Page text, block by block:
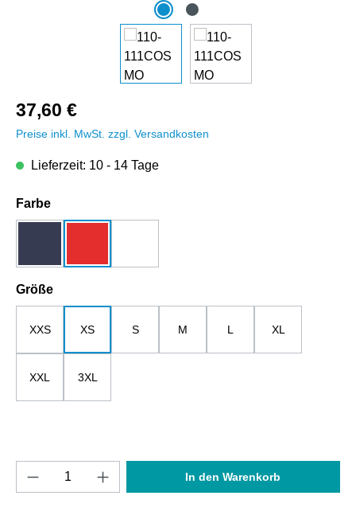
37,60 €
Preise inkl. MwSt. zzgl. Versandkosten
Lieferzeit: 10 - 14 Tage
Farbeauswählen
Größeauswählen
XXS XS S M L XL
XXL 3XL
Produkt Anzahl: Gib den gewünschten
In den Warenkorb